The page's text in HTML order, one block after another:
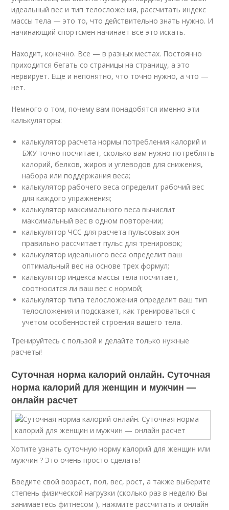
идеальный вес и тип телосложения, рассчитать индекс
массы тела — это то, что действительно знать нужно. И
начинающий спортсмен начинает все это искать.
Находит, конечно. Все — в разных местах. Постоянно
приходится бегать со страницы на страницу, а это
нервирует. Еще и непонятно, что точно нужно, а что —
нет.
Немного о том, почему вам понадобятся именно эти
калькуляторы:
калькулятор расчета нормы потребления калорий и
БЖУ точно посчитает, сколько вам нужно потреблять
калорий, белков, жиров и углеводов для снижения,
набора или поддержания веса;
калькулятор рабочего веса определит рабочий вес
для каждого упражнения;
калькулятор максимального веса вычислит
максимальный вес в одном повторении;
калькулятор ЧСС для расчета пульсовых зон
правильно рассчитает пульс для тренировок;
калькулятор идеального веса определит ваш
оптимальный вес на основе трех формул;
калькулятор индекса массы тела посчитает,
соотносится ли ваш вес с нормой;
калькулятор типа телосложения определит ваш тип
телосложения и подскажет, как тренироваться с
учетом особенностей строения вашего тела.
Тренируйтесь с пользой и делайте только нужные
расчеты!
Суточная норма калорий онлайн. Суточная
норма калорий для женщин и мужчин —
онлайн расчет
Хотите узнать суточную норму калорий для женщин или
мужчин ? Это очень просто сделать!
Введите свой возраст, пол, вес, рост, а также выберите
степень физической нагрузки (сколько раз в неделю Вы
занимаетесь фитнесом ), нажмите рассчитать и онлайн